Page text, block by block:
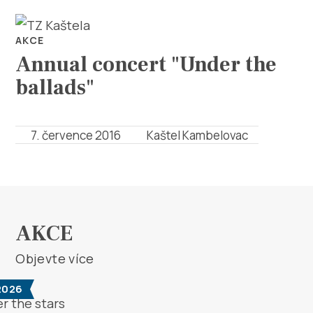
Prozkoumej
Info
Multimédia
AKCE
Annual concert "Under the
ballads"
7. července 2016 Kaštel Kambelovac
AKCE
Objevte více